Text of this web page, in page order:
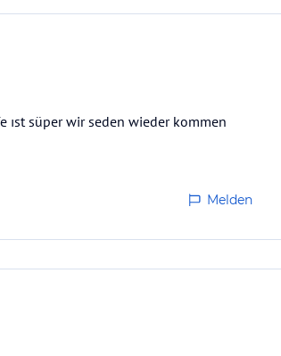
süper wir seden wieder kommen
Melden